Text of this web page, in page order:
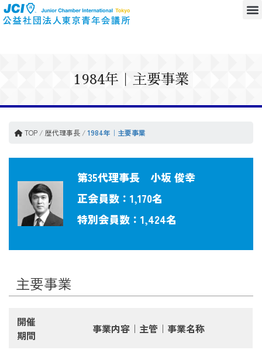
1984年｜主要事業
TOP / 歴代理事長 /1984年｜主要事業
第35代理事長 小坂 俊幸
正会員数：1,170名
特別会員数：1,424名
主要事業
開催
期間
事業内容｜主管｜事業名称